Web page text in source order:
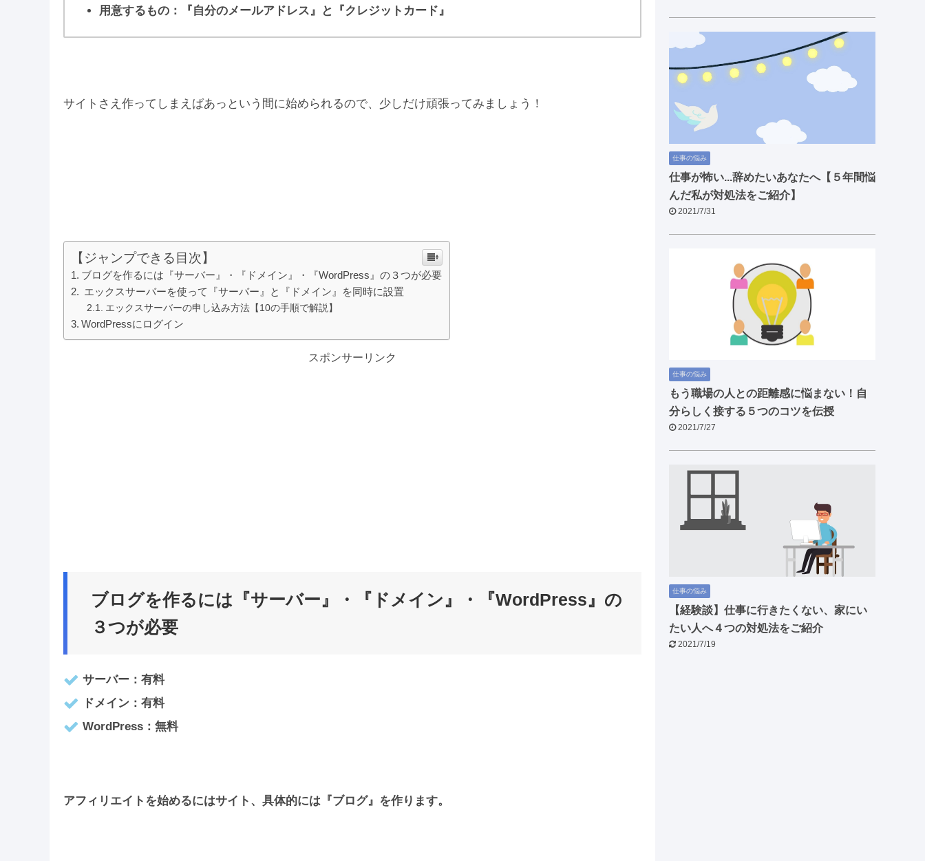
用意するもの： 『自分のメールアドレス』と『クレジットカード』
サイトさえ作ってしまえばあっという間に始められるので、少しだけ頑張ってみましょう！
【ジャンプできる目次】
ブログを作るには『サーバー』・『ドメイン』・『WordPress』の３つが必要
エックスサーバーを使って『サーバー』と『ドメイン』を同時に設置
エックスサーバーの申し込み方法【10の手順で解説】
WordPressにログイン
スポンサーリンク
ブログを作るには 『サーバー』・ 『ドメイン』・
『WordPress』の
３つが必要
サーバー：有料
ドメイン：有料
WordPress：無料
アフィリエイトを始めるにはサイト、具体的には『ブログ』を作ります。
仕事の悩み
仕事が怖い...辞めたいあなたへ【５年間悩
んだ私が対処法をご紹介】
2021/7/31
仕事の悩み
もう職場の人との距離感に悩まない！自
分らしく接する５つのコツを伝授
2021/7/27
仕事の悩み
【経験談】仕事に行きたくない、家にい
たい人へ４つの対処法をご紹介
2021/7/19